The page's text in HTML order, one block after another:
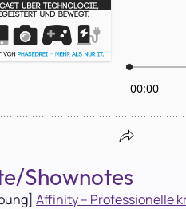
Shownotes
Affinity – Professionelle